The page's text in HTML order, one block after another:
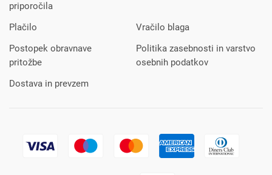
priporočila
Plačilo
Vračilo blaga
Postopek obravnave
pritožbe
Politika zasebnosti in varstvo
osebnih podatkov
Dostava in prevzem